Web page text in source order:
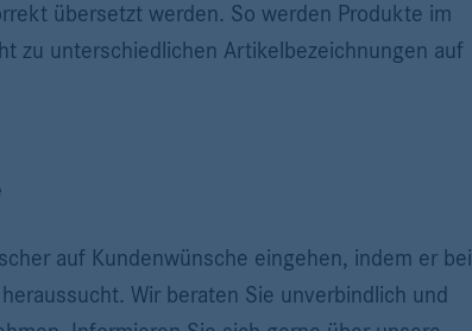
übersetzt werden. So werden Produkte im
zu unterschiedlichen Artikelbezeichnungen auf
auf Kundenwünsche eingehen, indem er bei
Wir beraten Sie unverbindlich und